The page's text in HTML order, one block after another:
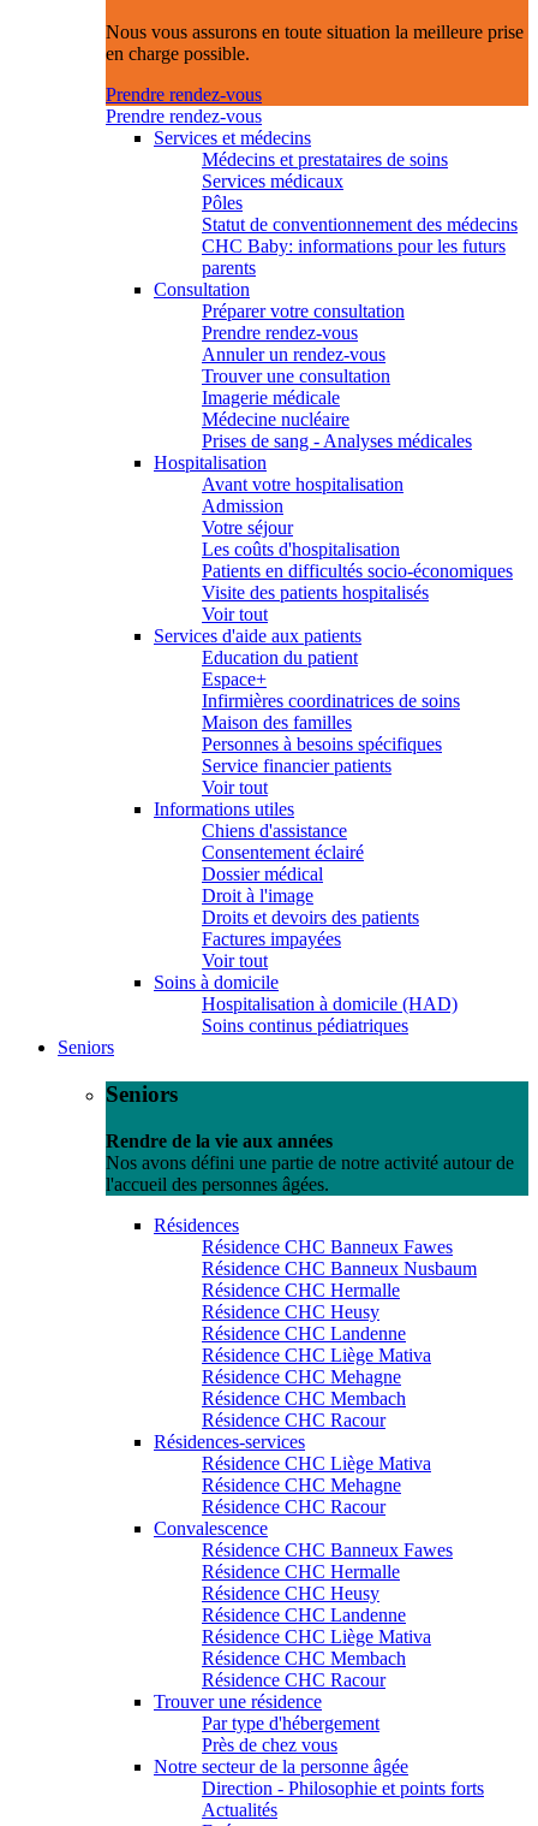
Nous vous assurons en toute situation la meilleure prise
en charge possible.
Prendre rendez-vous
Prendre rendez-vous
Services et médecins
Médecins et prestataires de soins
Services médicaux
Pôles
Statut de conventionnement des médecins
CHC Baby: informations pour les futurs
parents
Consultation
Préparer votre consultation
Prendre rendez-vous
Annuler un rendez-vous
Trouver une consultation
Imagerie médicale
Médecine nucléaire
Prises de sang - Analyses médicales
Hospitalisation
Avant votre hospitalisation
Admission
Votre séjour
Les coûts d'hospitalisation
Patients en difficultés socio-économiques
Visite des patients hospitalisés
Voir tout
Services d'aide aux patients
Education du patient
Espace+
Infirmières coordinatrices de soins
Maison des familles
Personnes à besoins spécifiques
Service financier patients
Voir tout
Informations utiles
Chiens d'assistance
Consentement éclairé
Dossier médical
Droit à l'image
Droits et devoirs des patients
Factures impayées
Voir tout
Soins à domicile
Hospitalisation à domicile (HAD)
Soins continus pédiatriques
Seniors
Seniors
Rendre de la vie aux années
Nos avons défini une partie de notre activité autour de
l'accueil des personnes âgées.
Résidences
Résidence CHC Banneux Fawes
Résidence CHC Banneux Nusbaum
Résidence CHC Hermalle
Résidence CHC Heusy
Résidence CHC Landenne
Résidence CHC Liège Mativa
Résidence CHC Mehagne
Résidence CHC Membach
Résidence CHC Racour
Résidences-services
Résidence CHC Liège Mativa
Résidence CHC Mehagne
Résidence CHC Racour
Convalescence
Résidence CHC Banneux Fawes
Résidence CHC Hermalle
Résidence CHC Heusy
Résidence CHC Landenne
Résidence CHC Liège Mativa
Résidence CHC Membach
Résidence CHC Racour
Trouver une résidence
Par type d'hébergement
Près de chez vous
Notre secteur de la personne âgée
Direction - Philosophie et points forts
Actualités